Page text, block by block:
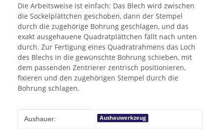
Die Arbeitsweise ist einfach: Das Blech wird zwischen
die Sockelplättchen geschoben, dann der Stempel
durch die zugehörige Bohrung geschlagen, und das
exakt ausgehauene Quadratplättchen fällt nach unten
durch. Zur Fertigung eines Quadratrahmens das Loch
des Blechs in die gewünschte Bohrung schieben, mit
dem passenden Zentrierer zentrisch positionieren,
fixieren und den zugehörigen Stempel durch die
Bohrung schlagen.
Produkteigenschaft
Wert
Aushauer: Aushauwerkzeug